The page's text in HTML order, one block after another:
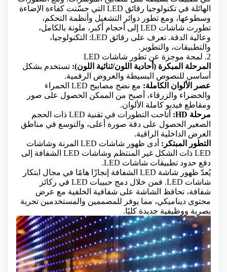
الهائلة في تكنولوجيا رقائق LED التي حسّنت كفاءة الإضاءة
وسطوعها، ومع تطور دوائر التشغيل وأنظمة التحكم،
تطورت شاشات LED إلى أحجام أكبر، ملونة بالكامل،
وعالية الدقة.
تعرف على رقائق LED: التكنولوجيا،
والتطبيقات، والتطوير.
2. لمحة موجزة عن تطور شاشات LED
المرحلة المبكرة (أحادية اللون/ثنائية اللون): تستخدم بشكل
أساسي للنصوص البسيطة والعروض الرقمية.
عصر الألوان الكاملة:
مع نضج مصابيح LED الحمراء
والخضراء والزرقاء، أصبح من الممكن الحصول على صور
ومقاطع فيديو كاملة الألوان.
مرحلة HD:
أتاحت التطورات في تقنية LED ذات الحجم
الصغير الحصول على دقة صورة أعلى، والتوسع في مناطق
العرض الداخلية الراقية.
التطور المبتكر:
أدى ظهور شاشات LED المرنة وشاشات
LED ذات الشكل غير المنتظم وشاشات LED الشفافة إلى
دفع حدود تطبيقات شاشات LED.
يُعدّ ظهور شاشة LED الشفافة إنجازًا هامًا في مجال ابتكار
شاشات LED. فمن خلال دمج حبيبات LED في ركائز
شفافة، تحافظ الشاشة على شفافية الخلفية مع عرض
محتوى ديناميكي، مما يوفر للمصممين والمستخدمين تجربة
بصرية ووظيفية جديدة كليًا.